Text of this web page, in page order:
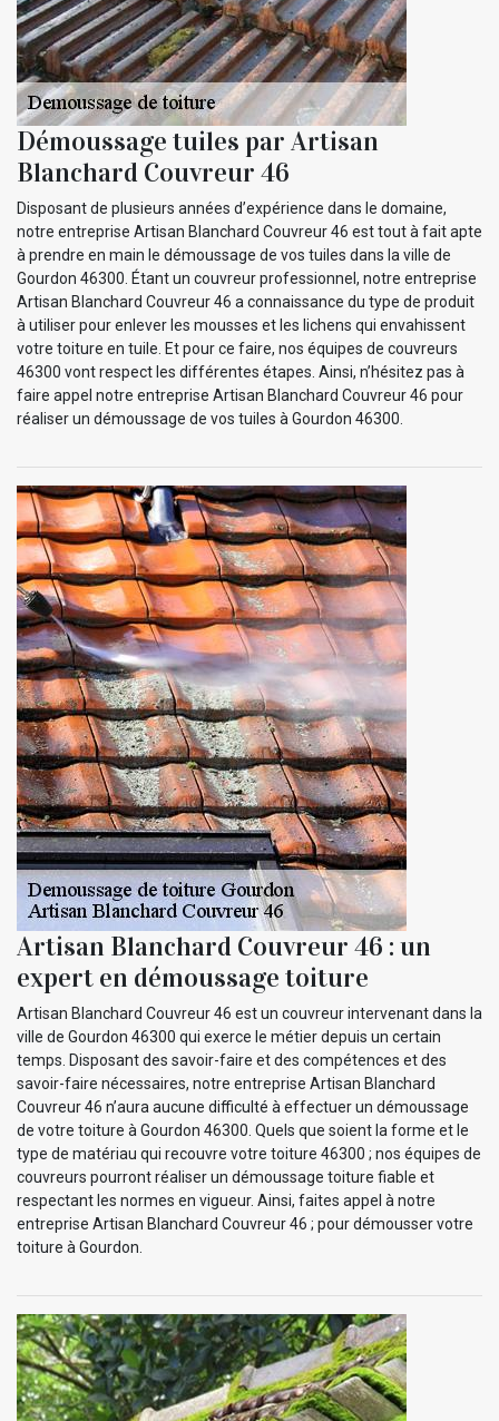
Démoussage tuiles par Artisan
Blanchard Couvreur 46
Disposant de plusieurs années d’expérience dans le domaine,
notre entreprise Artisan Blanchard Couvreur 46 est tout à fait apte
à prendre en main le démoussage de vos tuiles dans la ville de
Gourdon 46300. Étant un couvreur professionnel, notre entreprise
Artisan Blanchard Couvreur 46 a connaissance du type de produit
à utiliser pour enlever les mousses et les lichens qui envahissent
votre toiture en tuile. Et pour ce faire, nos équipes de couvreurs
46300 vont respect les différentes étapes. Ainsi, n’hésitez pas à
faire appel notre entreprise Artisan Blanchard Couvreur 46 pour
réaliser un démoussage de vos tuiles à Gourdon 46300.
Artisan Blanchard Couvreur 46 : un
expert en démoussage toiture
Artisan Blanchard Couvreur 46 est un couvreur intervenant dans la
ville de Gourdon 46300 qui exerce le métier depuis un certain
temps. Disposant des savoir-faire et des compétences et des
savoir-faire nécessaires, notre entreprise Artisan Blanchard
Couvreur 46 n’aura aucune difficulté à effectuer un démoussage
de votre toiture à Gourdon 46300. Quels que soient la forme et le
type de matériau qui recouvre votre toiture 46300 ; nos équipes de
couvreurs pourront réaliser un démoussage toiture fiable et
respectant les normes en vigueur. Ainsi, faites appel à notre
entreprise Artisan Blanchard Couvreur 46 ; pour démousser votre
toiture à Gourdon.